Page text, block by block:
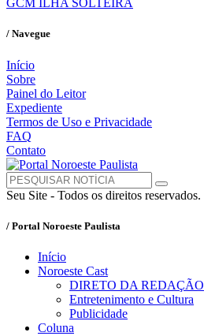
GCM ILHA SOLTEIRA
/ Navegue
Início
Sobre
Painel do Leitor
Expediente
Termos de Uso e Privacidade
FAQ
Contato
Seu Site - Todos os direitos reservados.
/ Portal Noroeste Paulista
Início
Noroeste Cast
DIRETO DA REDAÇÃO
Entretenimento e Cultura
Publicidade
Coluna